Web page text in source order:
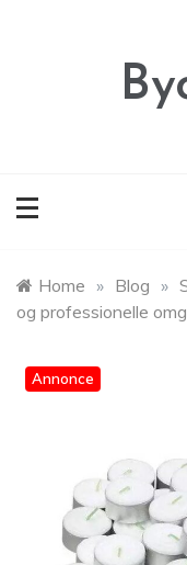
Home » Blog »
og professionelle
Annonce